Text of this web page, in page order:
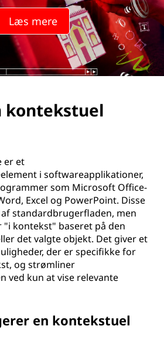
Læs mere
kontekstuel
er et
i softwareapplikationer,
som Microsoft Office-
Excel og PowerPoint. Disse
standardbrugerfladen, men
"i kontekst" baseret på den
det valgte objekt. Det giver et
der er specifikke for
og strømliner
ved kun at vise relevante
en kontekstuel